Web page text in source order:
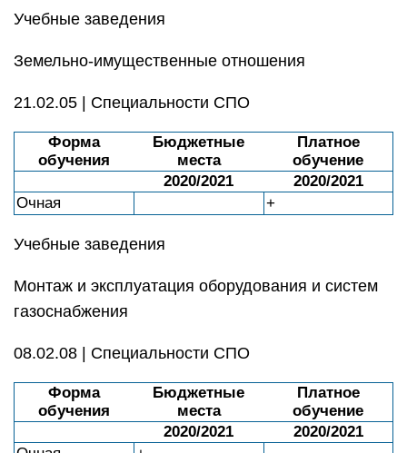
Учебные заведения
Земельно-имущественные отношения
21.02.05 | Специальности СПО
Форма
обучения
Бюджетные
места
Платное
обучение
2020/2021
2020/2021
Очная
+
Учебные заведения
Монтаж и эксплуатация оборудования и систем
газоснабжения
08.02.08 | Специальности СПО
Форма
обучения
Бюджетные
места
Платное
обучение
2020/2021
2020/2021